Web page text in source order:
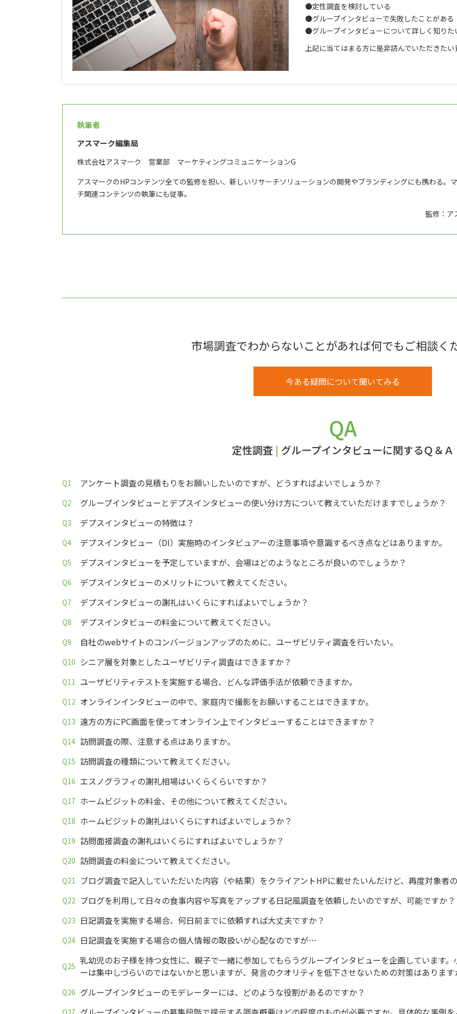
●定性調査を検討している
●グループインタビューで失敗したことがある
●グループインタビューについて詳しく知りた
上記に当てはまる方に是非読んでいただきたい
執筆者
アスマーク編集局
株式会社アスマーク 営業部 マーケティングコミュニケーションG
アスマークのHPコンテンツ全ての監修を担い、新しいリサーチソリューションの開発やブランディングにも携わる。
チ関連コンテンツの執筆にも従事。
監修：ア
市場調査でわからないことがあれば何でもご相談く
今ある疑問について聞いてみる
QA
定性調査| グループインタビューに関するＱ＆Ａ
アンケート調査の見積もりをお願いしたいのですが、どうすればよいでしょうか？
グループインタビューとデプスインタビューの使い分け方について教えていただけますでしょうか？
デプスインタビューの特徴は？
デプスインタビュー（DI）実施時のインタビュアーの注意事項や意識するべき点などはありますか。
デプスインタビューを予定していますが、会場はどのようなところが良いのでしょうか？
デプスインタビューのメリットについて教えてください。
デプスインタビューの謝礼はいくらにすればよいでしょうか？
デプスインタビューの料金について教えてください。
自社のwebサイトのコンバージョンアップのために、ユーザビリティ調査を行いたい。
シニア層を対象としたユーザビリティ調査はできますか？
ユーザビリティテストを実施する場合、どんな評価手法が依頼できますか。
オンラインインタビューの中で、家庭内で撮影をお願いすることはできますか。
遠方の方にPC画面を使ってオンライン上でインタビューすることはできますか？
訪問調査の際、注意する点はありますか。
訪問調査の種類について教えてください。
エスノグラフィの謝礼相場はいくらくらいですか？
ホームビジットの料金、その他について教えてください。
ホームビジットの謝礼はいくらにすればよいでしょうか？
訪問面接調査の謝礼はいくらにすればよいでしょうか？
訪問調査の料金について教えてください。
ブログ調査で記入していただいた内容（や結果）をクライアントHPに載せたいんだけど、再度対象者
ブログを利用して日々の食事内容や写真をアップする日記風調査を依頼したいのですが、可能ですか？
日記調査を実施する場合、何日前までに依頼すれば大丈夫ですか？
日記調査を実施する場合の個人情報の取扱いが心配なのですが…
乳幼児のお子様を持つ女性に、親子で一緒に参加してもらうグループインタビューを企画しています
ーは集中しづらいのではないかと思いますが、発言のクオリティを低下させないための対策はあります
グループインタビューのモデレーターには、どのような役割があるのですか？